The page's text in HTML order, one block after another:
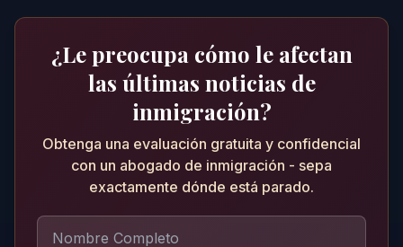
¿Le preocupa cómo le afectan
las últimas noticias de
inmigración?
Obtenga una evaluación gratuita y confidencial
con un abogado de inmigración - sepa
exactamente dónde está parado.